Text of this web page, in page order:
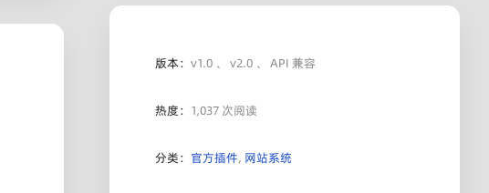
版本： v1.0 、 v2.0 、 API 兼容
热度： 1,037 次阅读
分类： 官方插件, 网站系统